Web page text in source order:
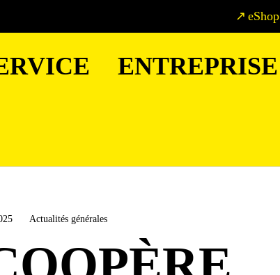
eShop
ENTREPRISE
Actualités générales